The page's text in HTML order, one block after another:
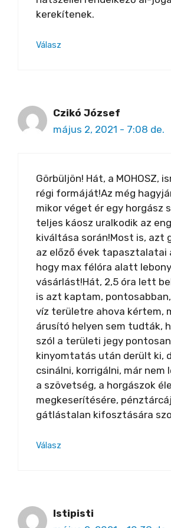
kerekítenek.
Válasz
Czikó József
május 2, 2021 - 7:08 de.
Görbüljön! Hát, a MOHOSZ,
régi formáját!Az még
mikor véget ér egy horgász
teljes káosz uralkodik az
kiváltása során!Most is, azt
az előző évek tapasztalatai
hogy max félóra alatt
vásárlást!Hát, 2,5 óra lett
is azt kaptam,
víz területre ahova kértem,
árusító helyen sem tudták,
szól a területi jegy
kinyomtatás után derült ki,
csinálni, korrigálni, már nem
a szövetség, a horgászok
megkeserítésére,
gátlástalan kifosztására
Válasz
Istipisti